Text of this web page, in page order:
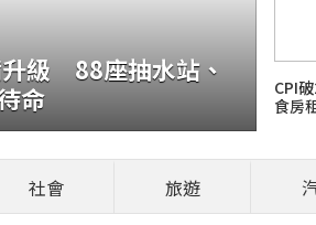
貓咪翻
言」再
火報記者 張舜傑
部位，是否能撫
級 88座抽水站、
命
CPI
食房
社會 旅遊